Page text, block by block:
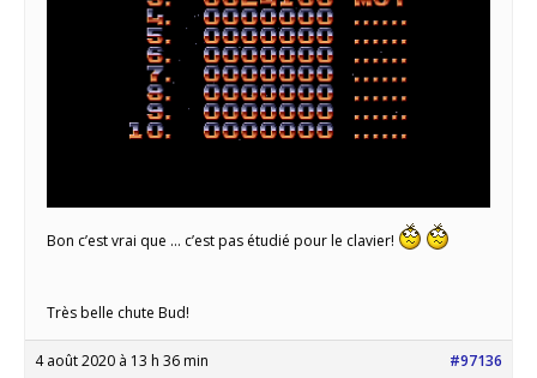
Bon c’est vrai que … c’est pas étudié pour le clavier!
Très belle chute Bud!
4 août 2020 à 13 h 36 min #97136